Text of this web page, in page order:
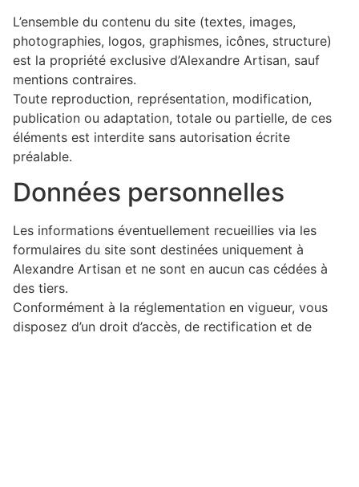
L’ensemble du contenu du site (textes, images,
photographies, logos, graphismes, icônes, structure)
est la propriété exclusive d’Alexandre Artisan, sauf
mentions contraires.
Toute reproduction, représentation, modification,
publication ou adaptation, totale ou partielle, de ces
éléments est interdite sans autorisation écrite
préalable.
Données personnelles
Les informations éventuellement recueillies via les
formulaires du site sont destinées uniquement à
Alexandre Artisan et ne sont en aucun cas cédées à
des tiers.
Conformément à la réglementation en vigueur, vous
disposez d’un droit d’accès, de rectification et de